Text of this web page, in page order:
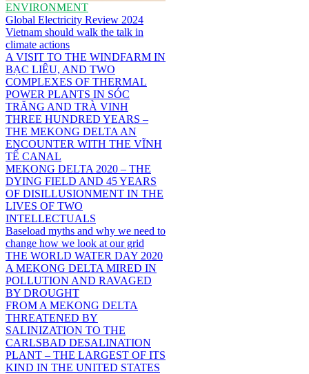
ENVIRONMENT
Global Electricity Review 2024
Vietnam should walk the talk in
climate actions
A VISIT TO THE WINDFARM IN
BẠC LIÊU, AND TWO
COMPLEXES OF THERMAL
POWER PLANTS IN SÓC
TRĂNG AND TRÀ VINH
THREE HUNDRED YEARS –
THE MEKONG DELTA AN
ENCOUNTER WITH THE VĨNH
TẾ CANAL
MEKONG DELTA 2020 – THE
DYING FIELD AND 45 YEARS
OF DISILLUSIONMENT IN THE
LIVES OF TWO
INTELLECTUALS
Baseload myths and why we need to
change how we look at our grid
THE WORLD WATER DAY 2020
A MEKONG DELTA MIRED IN
POLLUTION AND RAVAGED
BY DROUGHT
FROM A MEKONG DELTA
THREATENED BY
SALINIZATION TO THE
CARLSBAD DESALINATION
PLANT – THE LARGEST OF ITS
KIND IN THE UNITED STATES